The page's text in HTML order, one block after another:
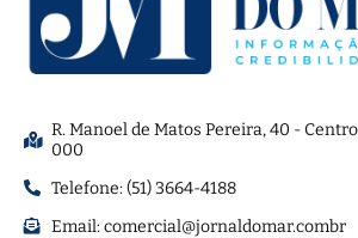
R. Manoel de Matos Pereira, 40 -
000
Telefone: (51) 3664-4188
Email:comercial@jornaldomar.combr